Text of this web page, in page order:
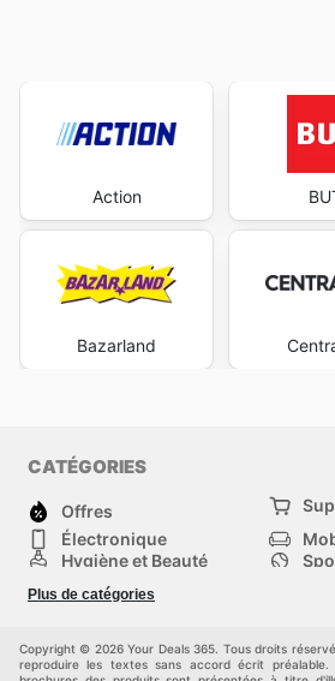
Action
Bazarland
CATÉGORIES
Offres
Électronique
Hygiène et Beauté
Mode
Animalerie
maison
Plus de catégories
Copyright © 2026 Your Deals 365. Tous droits
reproduire les textes sans accord écrit